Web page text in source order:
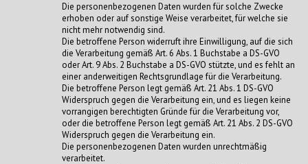
Die personenbezogenen Daten wurden für solche Zwecke
erhoben oder auf sonstige Weise verarbeitet, für welche sie
nicht mehr notwendig sind.
Die betroffene Person widerruft ihre Einwilligung, auf die sich
die Verarbeitung gemäß Art. 6 Abs. 1 Buchstabe a DS-GVO
oder Art. 9 Abs. 2 Buchstabe a DS-GVO stützte, und es fehlt an
einer anderweitigen Rechtsgrundlage für die Verarbeitung.
Die betroffene Person legt gemäß Art. 21 Abs. 1 DS-GVO
Widerspruch gegen die Verarbeitung ein, und es liegen keine
vorrangigen berechtigten Gründe für die Verarbeitung vor,
oder die betroffene Person legt gemäß Art. 21 Abs. 2 DS-GVO
Widerspruch gegen die Verarbeitung ein.
Die personenbezogenen Daten wurden unrechtmäßig
verarbeitet.